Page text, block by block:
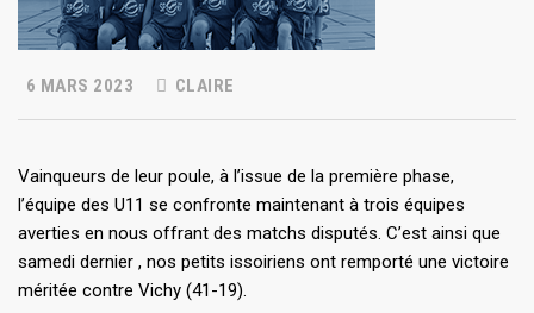
6 MARS 2023 CLAIRE
Vainqueurs de leur poule, à l’issue de la première phase,
l’équipe des U11 se confronte maintenant à trois équipes
averties en nous offrant des matchs disputés. C’est ainsi que
samedi dernier , nos petits issoiriens ont remporté une victoire
méritée contre Vichy (41-19).